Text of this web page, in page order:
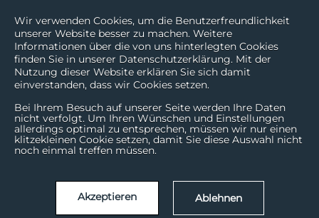
Wir verwenden Cookies, um die Benutzerfreundlichkeit
unserer Website besser zu machen. Weitere
Informationen über die von uns hinterlegten Cookies
finden Sie in unserer Datenschutzerklärung. Mit der
Nutzung dieser Website erklären Sie sich damit
einverstanden, dass wir Cookies setzen.
Bei Ihrem Besuch auf unserer Seite werden Ihre Daten
nicht verfolgt. Um Ihren Wünschen und Einstellungen
allerdings optimal zu entsprechen, müssen wir nur einen
klitzekleinen Cookie setzen, damit Sie diese Auswahl nicht
noch einmal treffen müssen.
Akzeptieren Ablehnen
Wie können wir helfen?
Es gibt keine Vorschläge, da das Suchfeld leer ist.